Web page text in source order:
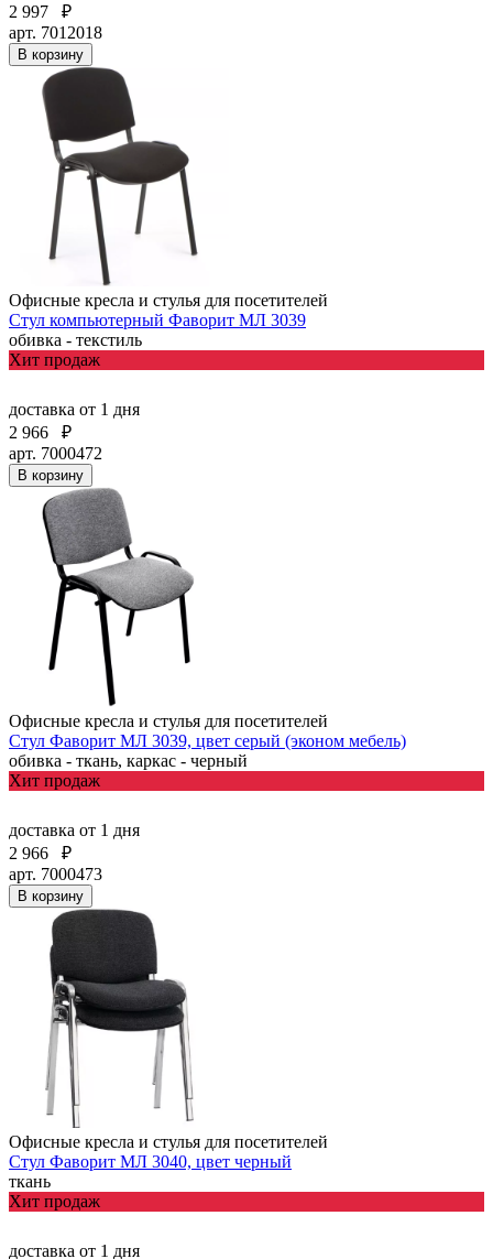
2 997
₽
арт. 7012018
В корзину
Офисные кресла и стулья для посетителей
Стул компьютерный Фаворит МЛ 3039
обивка - текстиль
Хит продаж
доставка от 1 дня
2 966
₽
арт. 7000472
В корзину
Офисные кресла и стулья для посетителей
Стул Фаворит МЛ 3039, цвет серый (эконом мебель)
обивка - ткань, каркас - черный
Хит продаж
доставка от 1 дня
2 966
₽
арт. 7000473
В корзину
Офисные кресла и стулья для посетителей
Стул Фаворит МЛ 3040, цвет черный
ткань
Хит продаж
доставка от 1 дня